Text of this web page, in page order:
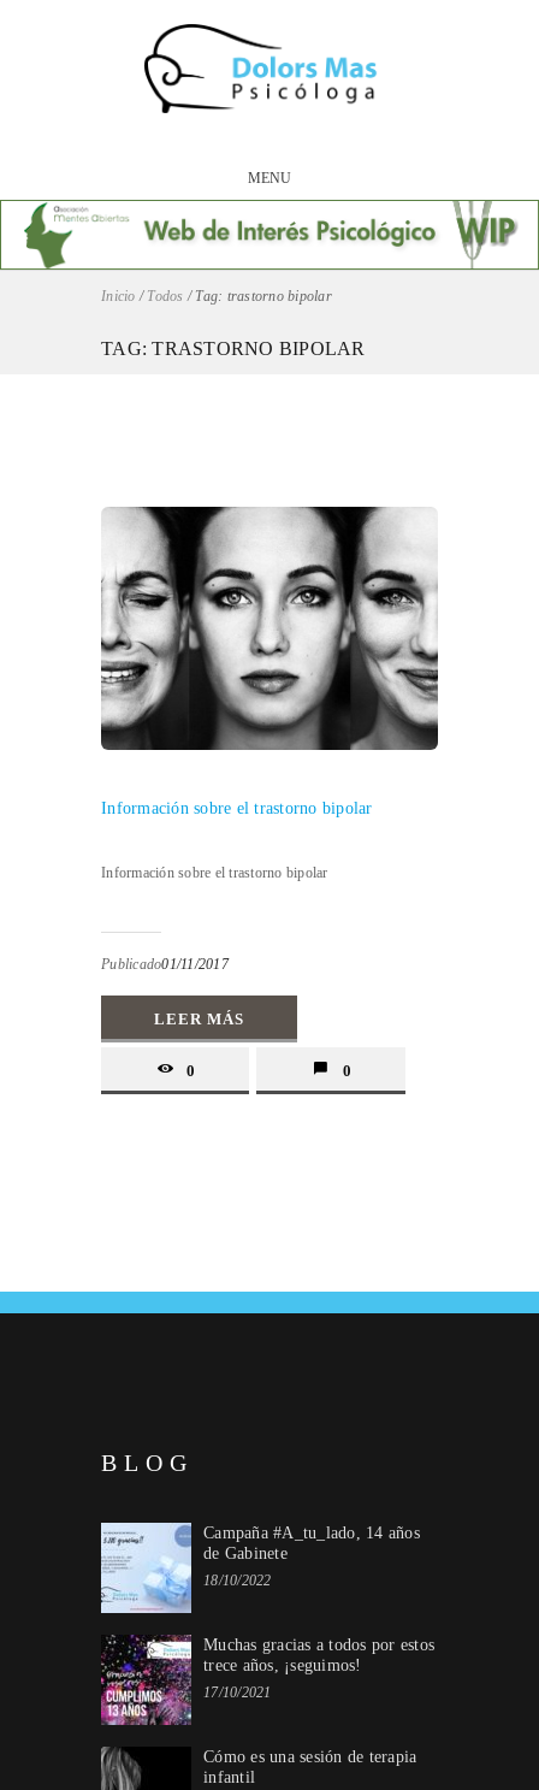
MENU
Inicio / Todos / Tag: trastorno bipolar
TAG: TRASTORNO BIPOLAR
Información sobre el trastorno bipolar
Información sobre el trastorno bipolar
Publicado01/11/2017
LEER MÁS
0 0
BLOG
Campaña #A_tu_lado, 14 años
de Gabinete
18/10/2022
Muchas gracias a todos por estos
trece años, ¡seguimos!
17/10/2021
Cómo es una sesión de terapia
infantil